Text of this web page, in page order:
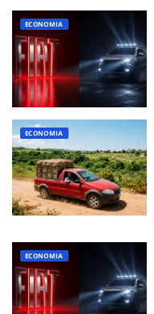
ECONOMIA
ECONOMIA
ECONOMIA